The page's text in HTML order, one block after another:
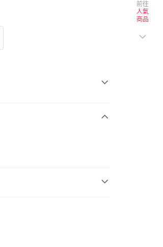
前往
人氣
商品